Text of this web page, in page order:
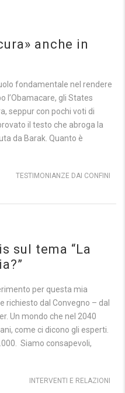
anche in
fondamentale nel rendere
l’Obamacare, gli States
seppur con pochi voti di
il testo che abroga la
da Barak. Quanto è
TESTIMONIANZE DAI CONFINI
sul tema “La
per questa mia
richiesto dal Convegno – dal
Un mondo che nel 2040
come ci dicono gli esperti.
Siamo consapevoli,
INTERVENTI E RELAZIONI